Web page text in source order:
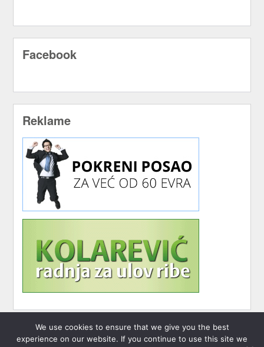
Facebook
Reklame
We use cookies to ensure that we give you the best
experience on our website. If you continue to use this site we